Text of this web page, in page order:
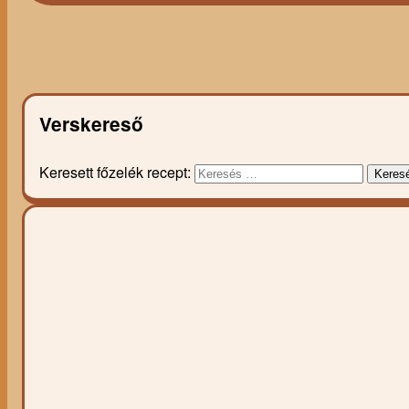
Verskereső
Keresett főzelék recept: